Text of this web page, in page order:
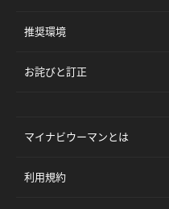
推奨環境
お詫びと訂正
マイナビウーマンとは
利用規約